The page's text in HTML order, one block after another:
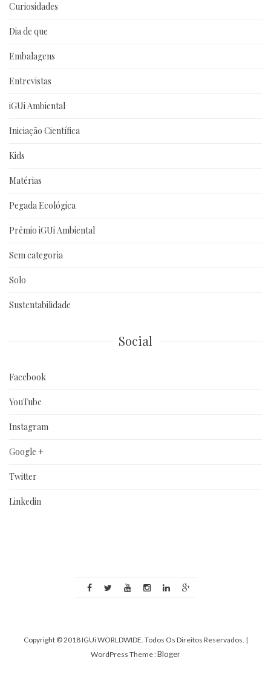
Curiosidades
Dia de que
Embalagens
Entrevistas
iGUi Ambiental
Iniciação Científica
Kids
Matérias
Pegada Ecológica
Prêmio iGUi Ambiental
Sem categoria
Solo
Sustentabilidade
Social
Facebook
YouTube
Instagram
Google +
Twitter
Linkedin
Copyright © 2018 IGUi WORLDWIDE. Todos Os Direitos Reservados. |
WordPress Theme :Bloger